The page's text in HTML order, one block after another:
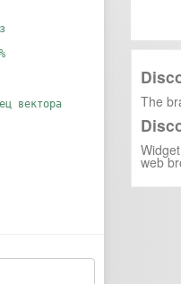
вектора
The
web